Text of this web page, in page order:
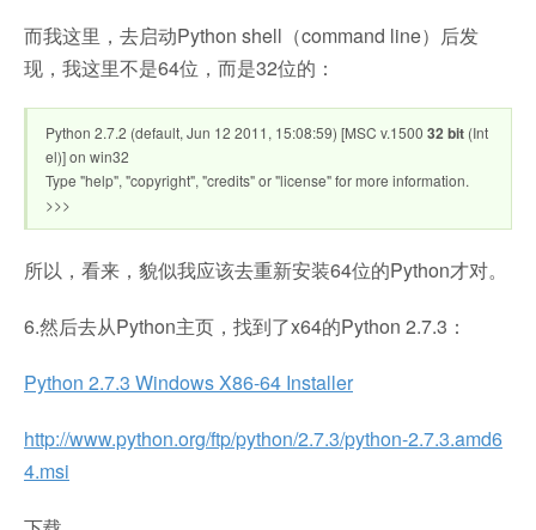
而我这里，去启动Python shell（command line）后发
现，我这里不是64位，而是32位的：
Python 2.7.2 (default, Jun 12 2011, 15:08:59) [MSC v.1500 32 bit (Int
el)] on win32
Type "help", "copyright", "credits" or "license" for more information.
>>>
所以，看来，貌似我应该去重新安装64位的Python才对。
6.然后去从Python主页，找到了x64的Python 2.7.3：
Python 2.7.3 Windows X86-64 Installer
http://www.python.org/ftp/python/2.7.3/python-2.7.3.amd6
4.msi